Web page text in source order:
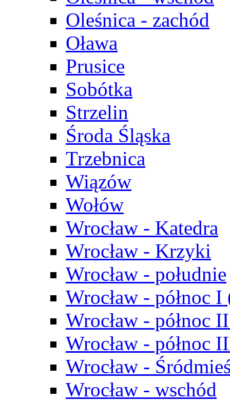
Oleśnica - zachód
Oława
Prusice
Sobótka
Strzelin
Środa Śląska
Trzebnica
Wiązów
Wołów
Wrocław - Katedra
Wrocław - Krzyki
Wrocław - południe
Wrocław - północ
Wrocław - północ
Wrocław - północ
Wrocław -
Wrocław - wschód